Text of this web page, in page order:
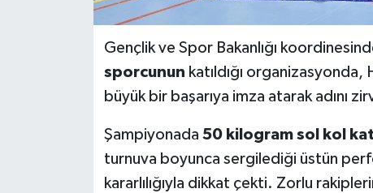
Gençlik ve Spor Bakanlığı
sporcunun katıldığı
büyük bir başarıya imza atarak adını
Şampiyonada 50 kilogram sol kol
turnuva boyunca sergilediği üstün
kararlılığıyla dikkat çekti. Zorlu